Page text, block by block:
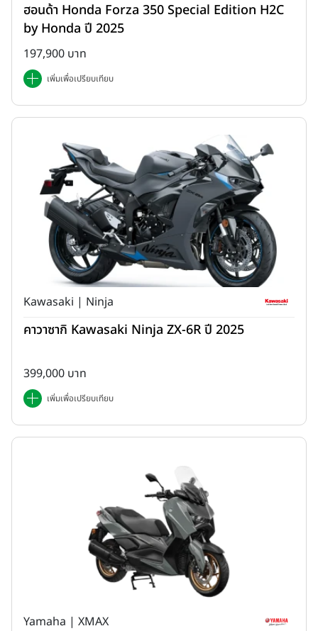
ฮอนด้า Honda Forza 350 Special Edition H2C
by Honda ปี 2025
197,900 บาท
เพิ่มเพื่อเปรียบเทียบ
Kawasaki | Ninja
คาวาซากิ Kawasaki Ninja ZX-6R ปี 2025
399,000 บาท
เพิ่มเพื่อเปรียบเทียบ
Yamaha | XMAX